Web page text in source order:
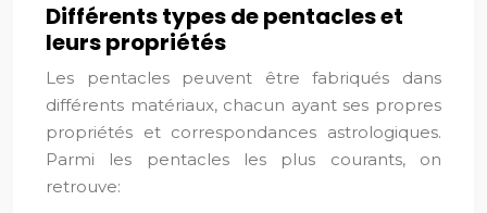
Différents types de pentacles et
leurs propriétés
Les pentacles peuvent être fabriqués dans
différents matériaux, chacun ayant ses propres
propriétés et correspondances astrologiques.
Parmi les pentacles les plus courants, on
retrouve: